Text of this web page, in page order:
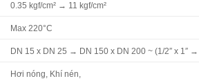
0.35 kgf/cm² → 11 kgf/cm²
Max 220°C
DN 15 x DN 25 → DN 150 x DN 200 ~ (1/2″ x 1″ →
Hơi nóng, Khí nén,